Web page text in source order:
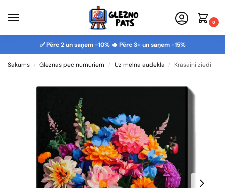
0
✅ Pērc 2 un saņem -10% 🔥 Pērc 3+ un saņem -15%
Sākums / Gleznas pēc numuriem / Uz melna audekla / Krāsaini ziedi